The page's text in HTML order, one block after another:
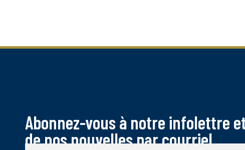
Abonnez-vous à notre infolettre
de nos nouvelles par courriel